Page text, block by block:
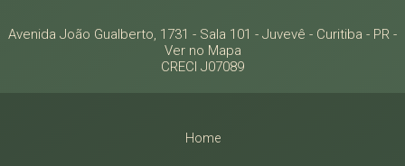
Avenida João Gualberto, 1731 - Sala 101 - Juvevê - Curitiba - PR -
Ver no Mapa
CRECI J07089
Home